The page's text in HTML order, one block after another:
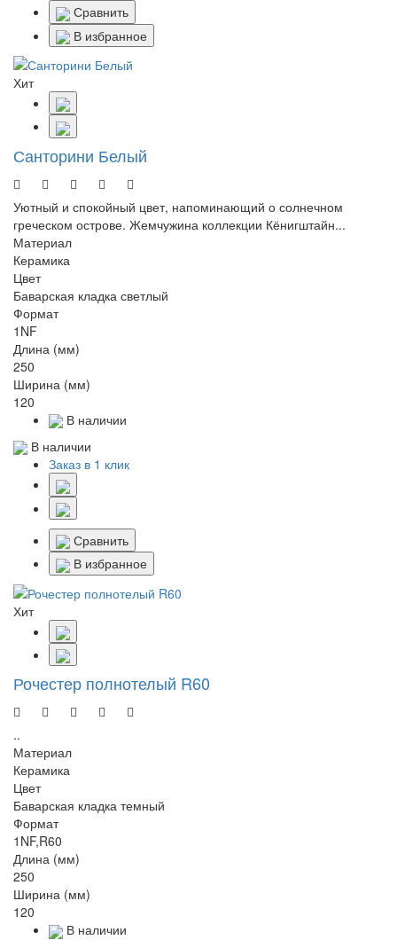
Сравнить
В избранное
Хит
Санторини Белый
Уютный и спокойный цвет, напоминающий о солнечном
греческом острове. Жемчужина коллекции Кёнигштайн...
Материал
Керамика
Цвет
Баварская кладка светлый
Формат
1NF
Длина (мм)
250
Ширина (мм)
120
В наличии
В наличии
Заказ в 1 клик
Сравнить
В избранное
Хит
Рочестер полнотелый R60
..
Материал
Керамика
Цвет
Баварская кладка темный
Формат
1NF,R60
Длина (мм)
250
Ширина (мм)
120
В наличии